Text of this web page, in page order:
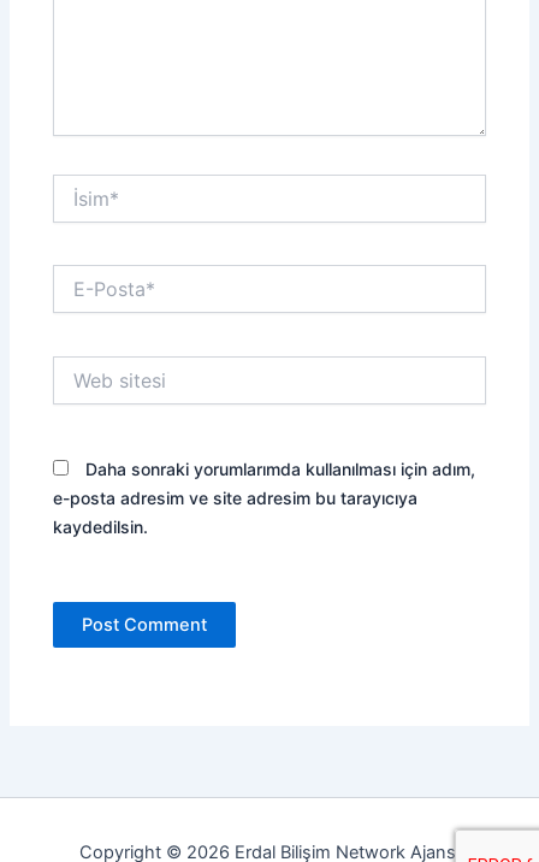
İsim*
Posta*
sitesi
Daha sonraki yorumlarımda kullanılması için adım,
e-posta adresim ve site adresim bu tarayıcıya
kaydedilsin.
Copyright © 2026 Erdal Bilişim Network Ajansı